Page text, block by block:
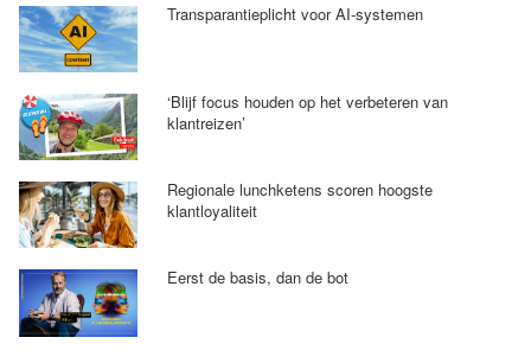
Transparantieplicht voor AI-systemen
‘Blijf focus houden op het verbeteren van
klantreizen’
Regionale lunchketens scoren hoogste
klantloyaliteit
Eerst de basis, dan de bot